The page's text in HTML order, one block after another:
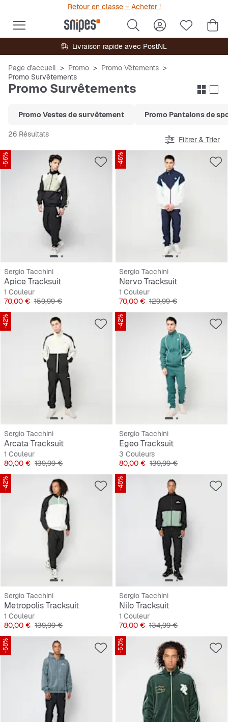
Retour en classe – Acheter !
Livraison rapide avec PostNL
Page d'accueil Promo
Promo Vêtements
Promo Survêtements
Promo Survêtements
Promo Vestes de survêtement Promo Pantalons de
26 Résultats
Filtrer & Trier
-56%
Sergio Tacchini
Apice Tracksuit
1 Couleur
Prix
70,00 € Prix original
159,99 €
-46%
Sergio Tacchini
Nervo Tracksuit
1 Couleur
Prix
70,00 € Prix original
129,99 €
-42%
Sergio Tacchini
Arcata Tracksuit
1 Couleur
Prix
80,00 € Prix original
139,99 €
-42%
Sergio Tacchini
Egeo Tracksuit
3 Couleurs
Prix
80,00 € Prix original
139,99 €
-42%
Sergio Tacchini
Metropolis Tracksuit
1 Couleur
Prix
80,00 € Prix original
139,99 €
-48%
Sergio Tacchini
Nilo Tracksuit
1 Couleur
Prix
70,00 € Prix original
134,99 €
-58% -53%